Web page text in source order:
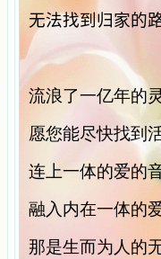
无法找到归家的
流浪了一亿年的
愿您能尽快找到
连上一体的爱的
融入内在一体的
那是生而为人的